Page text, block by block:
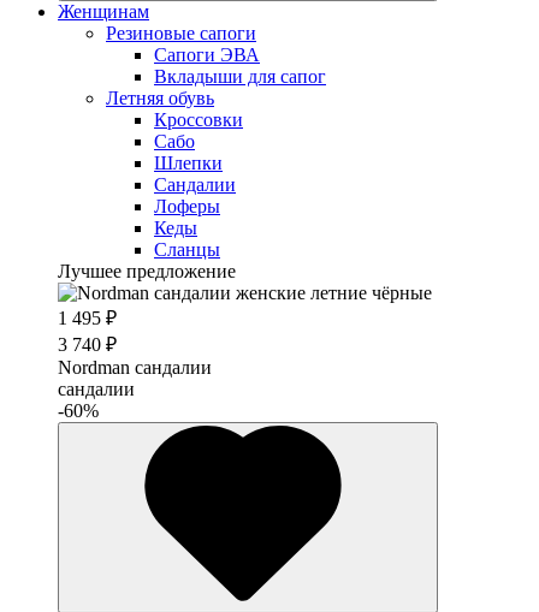
Женщинам
Резиновые сапоги
Cапоги ЭВА
Вкладыши для сапог
Летняя обувь
Кроссовки
Сабо
Шлепки
Сандалии
Лоферы
Кеды
Сланцы
Лучшее предложение
1 495 ₽
3 740 ₽
Nordman сандалии
сандалии
-60%